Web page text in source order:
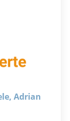
Adrian